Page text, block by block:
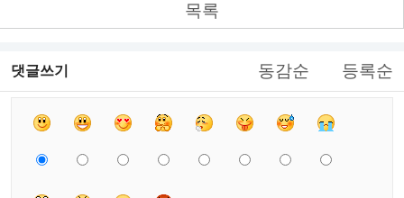
목록
댓글쓰기 동감순 등록순